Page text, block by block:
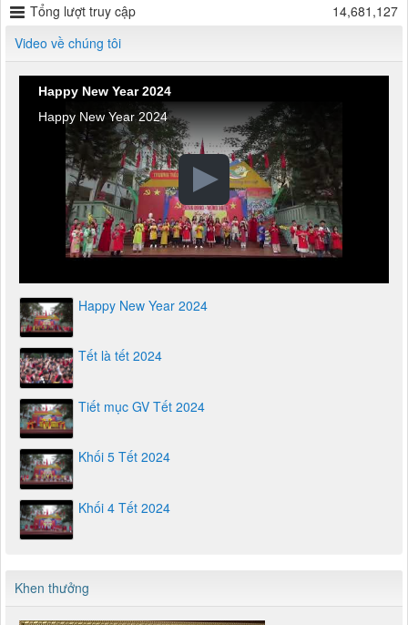
Tổng lượt truy cập
14,681,127
Video về chúng tôi
Happy New Year 2024
Happy New Year 2024
Happy New Year 2024
Tết là tết 2024
Tiết mục GV Tết 2024
Khối 5 Tết 2024
Khối 4 Tết 2024
Khen thưởng